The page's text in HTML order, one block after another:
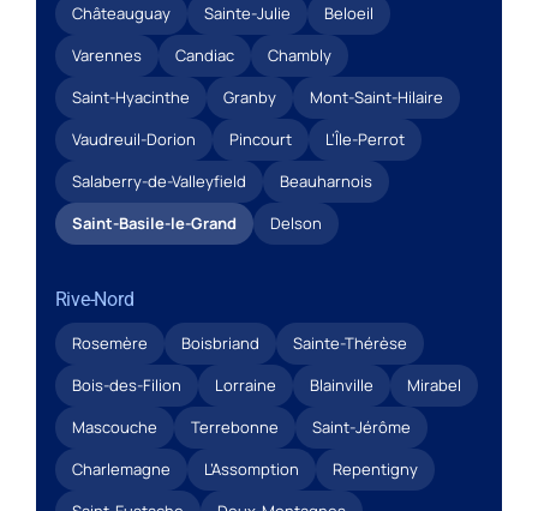
Châteauguay
Sainte-Julie
Beloeil
Varennes
Candiac
Chambly
Saint-Hyacinthe
Granby
Mont-Saint-Hilaire
Vaudreuil-Dorion
Pincourt
L’Île-Perrot
Salaberry-de-Valleyfield
Beauharnois
Saint-Basile-le-Grand
Delson
Rive-Nord
Rosemère Boisbriand
Sainte-Thérèse
Bois-des-Filion
Lorraine Blainville
Mirabel
Mascouche
Terrebonne
Saint-Jérôme
Charlemagne
L’Assomption
Repentigny